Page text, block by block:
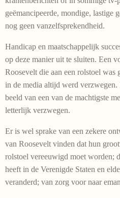
geëmancipeerde, mondige, lastige
nog geen vanzelfsprekendheid.
Handicap en maatschappelijk
op deze manier uit te sluiten. Een
Roosevelt die aan een rolstoel
in de media altijd werd
beeld van een van de machtigste
letterlijk verzwegen.
Er is wel sprake van een zekere
van Roosevelt vinden dat hun
rolstoel vereeuwigd moet worden;
heeft in de Verenigde Staten en
veranderd; van zorg voor naar